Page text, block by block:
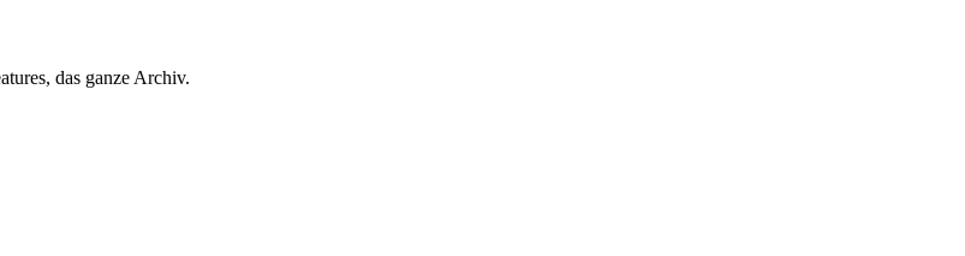
das ganze Archiv.